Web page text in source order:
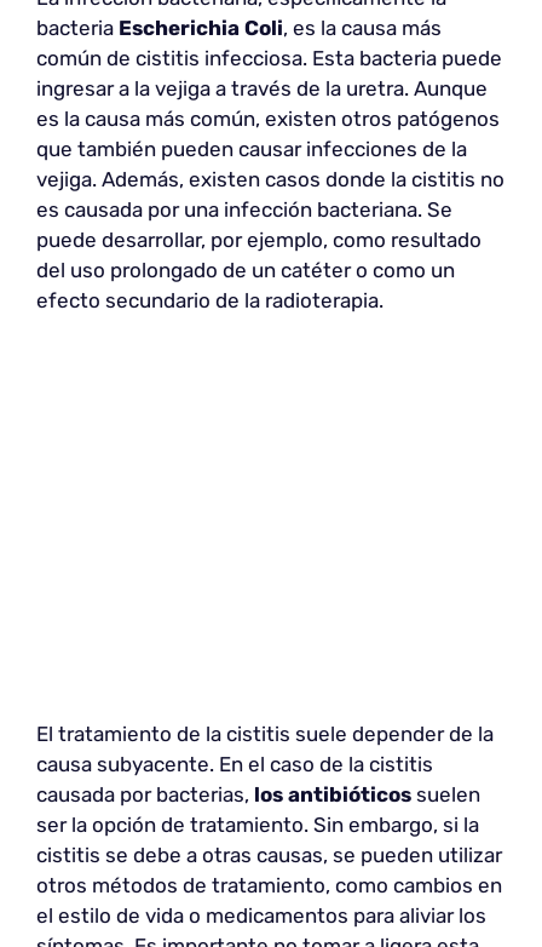
bacteria Escherichia Coli, es la causa más
común de cistitis infecciosa. Esta bacteria puede
ingresar a la vejiga a través de la uretra. Aunque
es la causa más común, existen otros patógenos
que también pueden causar infecciones de la
vejiga. Además, existen casos donde la cistitis no
es causada por una infección bacteriana. Se
puede desarrollar, por ejemplo, como resultado
del uso prolongado de un catéter o como un
efecto secundario de la radioterapia.
El tratamiento de la cistitis suele depender de la
causa subyacente. En el caso de la cistitis
causada por bacterias, los antibióticos suelen
ser la opción de tratamiento. Sin embargo, si la
cistitis se debe a otras causas, se pueden utilizar
otros métodos de tratamiento, como cambios en
el estilo de vida o medicamentos para aliviar los